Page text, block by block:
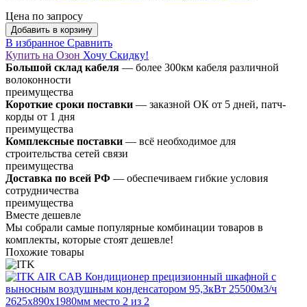
Цена по запросу
Добавить в корзину
В избранное Сравнить
Купить на Озон Хочу Скидку!
Большой склад кабеля — более 300км кабеля различной
волоконности
преимущества
Короткие сроки поставки — заказной ОК от 5 дней, патч-
корды от 1 дня
преимущества
Комплексные поставки — всё необходимое для
строительства сетей связи
преимущества
Доставка по всей РФ — обеспечиваем гибкие условия
сотрудничества
преимущества
Вместе дешевле
Мы собрали самые популярные комбинации товаров в
комплекты, которые стоят дешевле!
Похожие товары